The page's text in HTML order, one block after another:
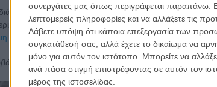
συνεργάτες μας όπως περιγράφεται παραπάνω.
λεπτομερείς πληροφορίες και να αλλάξετε τις
Λάβετε υπόψη ότι κάποια επεξεργασία των
συγκατάθεσή σας, αλλά έχετε το δικαίωμα να
μόνο για αυτόν τον ιστότοπο. Μπορείτε να
ανά πάσα στιγμή επιστρέφοντας σε αυτόν τον
μέρος της ιστοσελίδας.
πρωταγωνιστές ταινία επιδημίας για τον
και σε τρομάζει (ή σε ενδιαφέρει) λιγότερο
του Flix.
στις 02.00 στο STAR